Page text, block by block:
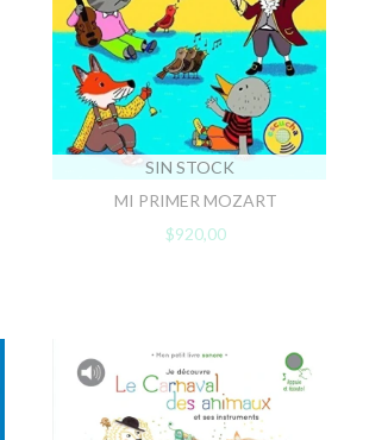
SIN STOCK
MI PRIMER MOZART
$920,00